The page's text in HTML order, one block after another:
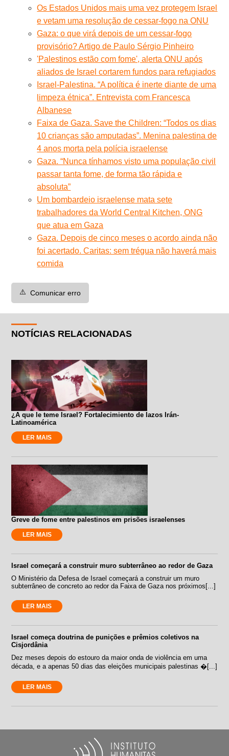
Os Estados Unidos mais uma vez protegem Israel
e vetam uma resolução de cessar-fogo na ONU
Gaza: o que virá depois de um cessar-fogo
provisório? Artigo de Paulo Sérgio Pinheiro
'Palestinos estão com fome', alerta ONU após
aliados de Israel cortarem fundos para refugiados
Israel-Palestina. “A política é inerte diante de uma
limpeza étnica”. Entrevista com Francesca
Albanese
Faixa de Gaza. Save the Children: “Todos os dias
10 crianças são amputadas”. Menina palestina de
4 anos morta pela polícia israelense
Gaza. “Nunca tínhamos visto uma população civil
passar tanta fome, de forma tão rápida e
absoluta”
Um bombardeio israelense mata sete
trabalhadores da World Central Kitchen, ONG
que atua em Gaza
Gaza. Depois de cinco meses o acordo ainda não
foi acertado. Caritas: sem trégua não haverá mais
comida
⚠️ Comunicar erro
NOTÍCIAS RELACIONADAS
¿A que le teme Israel? Fortalecimiento de lazos Irán-
Latinoamérica
LER MAIS
Greve de fome entre palestinos em prisões israelenses
LER MAIS
Israel começará a construir muro subterrâneo ao redor de Gaza
O Ministério da Defesa de Israel começará a construir um muro
subterrâneo de concreto ao redor da Faixa de Gaza nos próximos[...]
LER MAIS
Israel começa doutrina de punições e prêmios coletivos na
Cisjordânia
Dez meses depois do estouro da maior onda de violência em uma
década, e a apenas 50 dias das eleições municipais palestinas �[...]
LER MAIS